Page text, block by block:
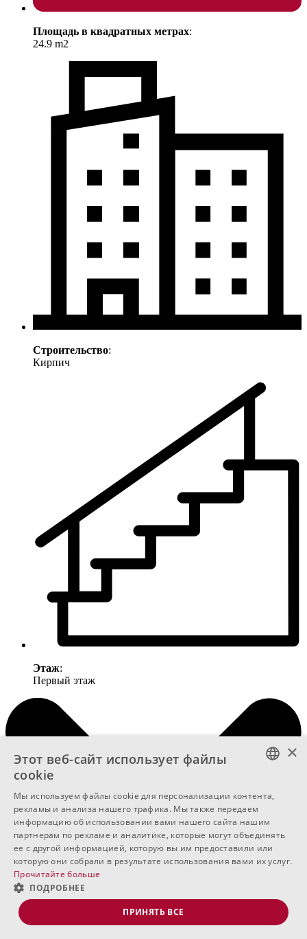
Площадь в квадратных метрах:
24.9 m2
Строительство:
Кирпич
Этаж:
Первый этаж
ENGLISH
RUSSIAN
×
Этот веб-сайт использует файлы
cookie
Мы используем файлы cookie для персонализации контента,
рекламы и анализа нашего трафика. Мы также передаем
информацию об использовании вами нашего сайта нашим
партнерам по рекламе и аналитике, которые могут объединять
ее с другой информацией, которую вы им предоставили или
которую они собрали в результате использования вами их услуг.
Прочитайте больше
ПОДРОБНЕЕ
ПРИНЯТЬ ВСЕ